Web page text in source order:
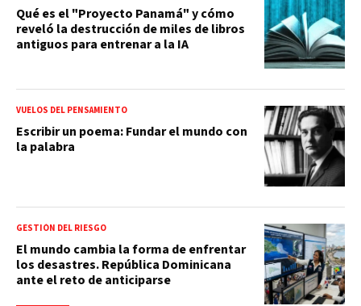
Qué es el "Proyecto Panamá" y cómo
reveló la destrucción de miles de libros
antiguos para entrenar a la IA
VUELOS DEL PENSAMIENTO
Escribir un poema: Fundar el mundo con
la palabra
GESTIÓN DEL RIESGO
El mundo cambia la forma de enfrentar
los desastres. República Dominicana
ante el reto de anticiparse